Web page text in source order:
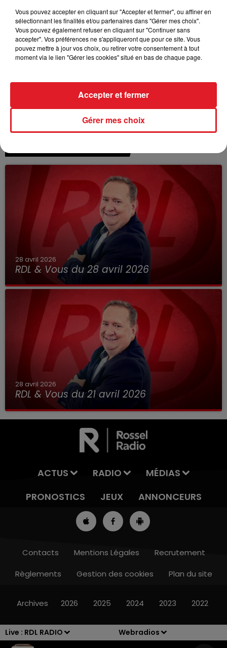
Live : RDL RADIO
Webradios
7h00 - 10h00
Partenaire Particulier Breakfast In America
28 avril 2026
RDL & Vous du 28 avril 2026
28 avril 2026
RDL & Vous du 21 avril 2026
ACTUS RADIO
MÉDIAS
PRONOSTICS
JEUX ANNONCEURS
Contacts Mentions Légales
Recrutement
Règlements
Gestion des cookies Plan du site
Archives 2026 2025 2024 2023 2022
Vous pouvez accepter en cliquant sur "Accepter et fermer", ou affiner en
sélectionnant les finalités et/ou partenaires dans "Gérer mes choix".
Vous pouvez également refuser en cliquant sur "Continuer sans
accepter". Vos préférences ne s'appliqueront que pour ce site. Vous
pouvez mettre à jour vos choix, ou retirer votre consentement à tout
moment via le lien "Gérer les cookies" situé en bas de chaque page.
Gérer mes choix
Accepter et fermer